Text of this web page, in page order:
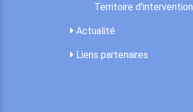
Territoire d'intervention
Actualité
Liens partenaires